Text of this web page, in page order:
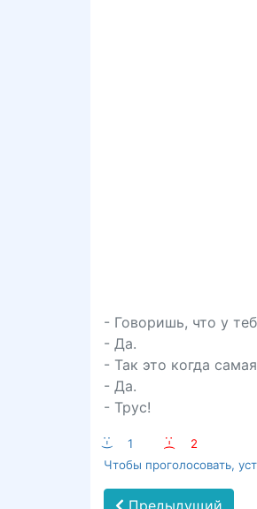
- Говоришь, что у
- Да.
- Так это когда
- Да.
- Трус!
:-) 1 :-(
2
Чтобы проголосовать,
Предыдущий